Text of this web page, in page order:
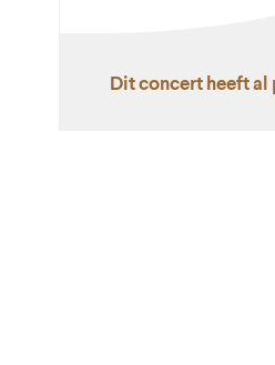
Dit concert heeft